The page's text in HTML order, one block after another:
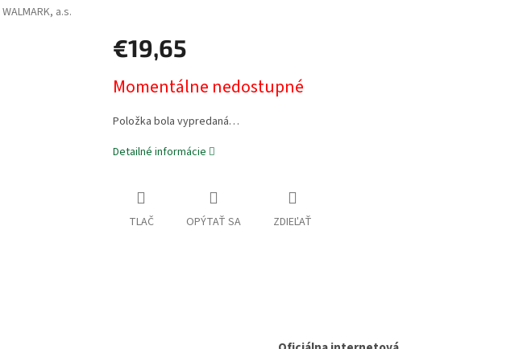
WALMARK, a.s.
€19,65
cena:
Momentálne nedostupné
Položka bola vypredaná…
Detailné informácie
TLAČ OPÝTAŤ SA ZDIEĽAŤ